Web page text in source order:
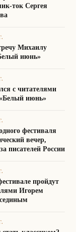
ток Сергея
Михаилу
июнь»
с читателями
июнь»
фестиваля
вечер,
писателей России
пройдут
Игорем